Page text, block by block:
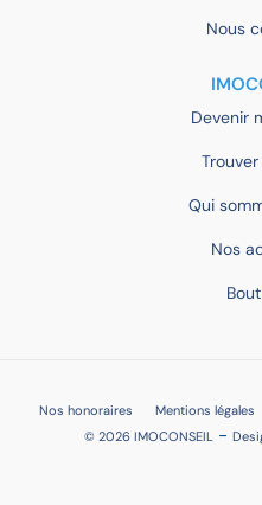
Nous
Devenir
Qui
Nos
Nos honoraires Mentions légales
© 2026 IMOCONSEIL -